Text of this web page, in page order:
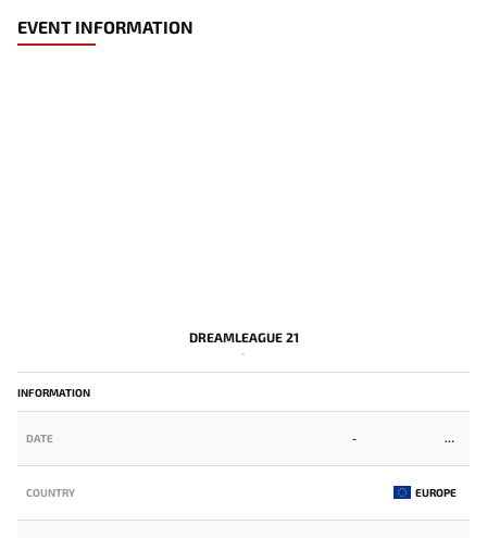
EVENT INFORMATION
DREAMLEAGUE 21
-
INFORMATION
DATE -
COUNTRY EUROPE